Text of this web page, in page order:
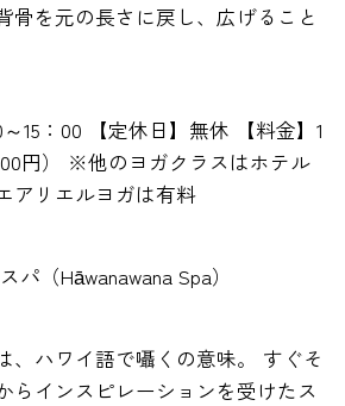
骨を元の長さに戻し、広げること
～15：00 【定休日】無休 【料金】1
円） ※他のヨガクラスはホテル
アリエルヨガは有料
（Hāwanawana Spa）
、ハワイ語で囁くの意味。 すぐそ
らインスピレーションを受けたス